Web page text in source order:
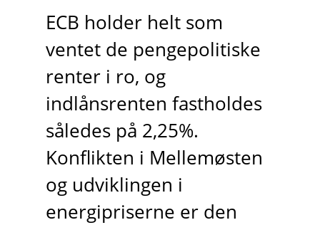
ECB holder helt som
ventet de pengepolitiske
renter i ro, og
indlånsrenten fastholdes
således på 2,25%.
Konflikten i Mellemøsten
og udviklingen i
energipriserne er den